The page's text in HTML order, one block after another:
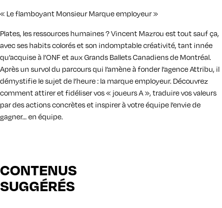
« Le flamboyant Monsieur Marque employeur »
Plates, les ressources humaines ? Vincent Mazrou est tout sauf ça,
avec ses habits colorés et son indomptable créativité, tant innée
qu’acquise à l’ONF et aux Grands Ballets Canadiens de Montréal.
Après un survol du parcours qui l’amène à fonder l’agence Attribu, il
démystifie le sujet de l’heure : la marque employeur. Découvrez
comment attirer et fidéliser vos « joueurs A », traduire vos valeurs
par des actions concrètes et inspirer à votre équipe l’envie de
gagner… en équipe.
CONTENUS
SUGGÉRÉS